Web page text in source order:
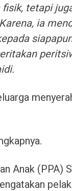
tetapi
ia
Anak (PPA)